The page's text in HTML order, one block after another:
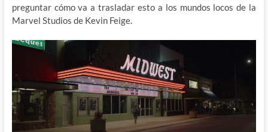
preguntar cómo va a trasladar esto a los mundos locos de la
Marvel Studios de Kevin Feige.